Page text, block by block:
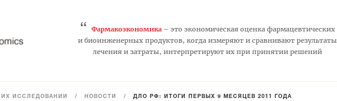
“ Фармакоэкономика– это экономическая оценка фармацевтических
и биоинженерных продуктов, когда измеряют и сравнивают результаты
лечения и затраты, интерпретируют их при принятии решений
ИССЛЕДОВАНИЙ / НОВОСТИ / ДЛО РФ: ИТОГИ ПЕРВЫХ 9 МЕСЯЦЕВ 2011 ГОДА